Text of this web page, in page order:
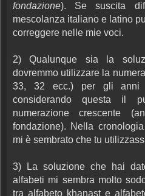
fondazione). Se suscita
mescolanza italiano e latino
correggere nelle mie voci.
2) Qualunque sia la
dovremmo utilizzare la
33, 32 ecc.) per gli anni
considerando questa il
numerazione crescente
fondazione). Nella
mi è sembrato che tu
3) La soluzione che hai
alfabeti mi sembra molto
tra alfabeto khanast e